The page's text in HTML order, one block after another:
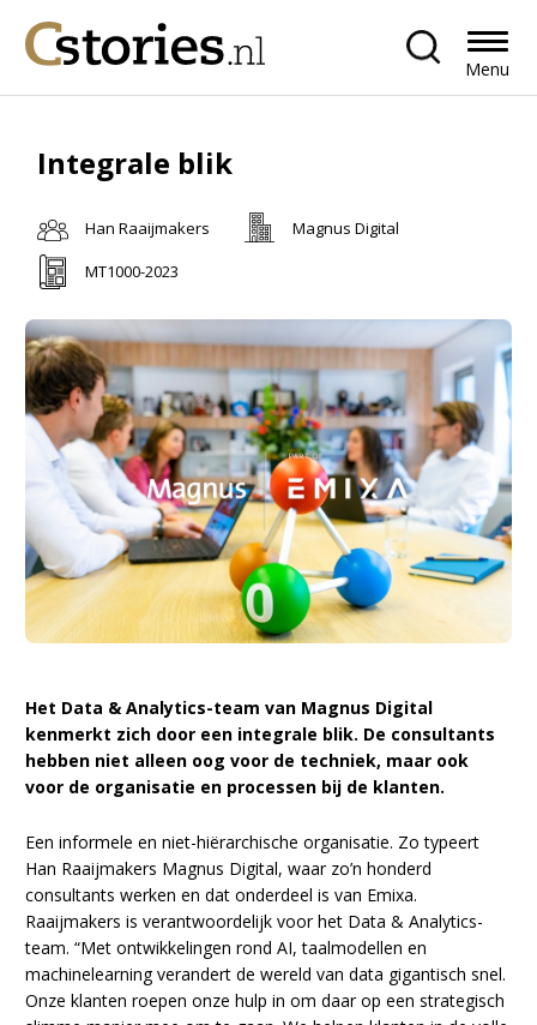
Menu
Integrale blik
Han Raaijmakers
Magnus Digital
MT1000-2023
Het Data & Analytics-team van Magnus Digital
kenmerkt zich door een integrale blik. De consultants
hebben niet alleen oog voor de techniek, maar ook
voor de organisatie en processen bij de klanten.
Een informele en niet-hiërarchische organisatie. Zo typeert
Han Raaijmakers Magnus Digital, waar zo’n honderd
consultants werken en dat onderdeel is van Emixa.
Raaijmakers is verantwoordelijk voor het Data & Analytics-
team. “Met ontwikkelingen rond AI, taalmodellen en
machinelearning verandert de wereld van data gigantisch snel.
Onze klanten roepen onze hulp in om daar op een strategisch